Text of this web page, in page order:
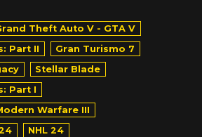
Theft Auto V - GTA V
Part II
Gran Turismo 7
Stellar Blade
Part I
Warfare III
NHL 24